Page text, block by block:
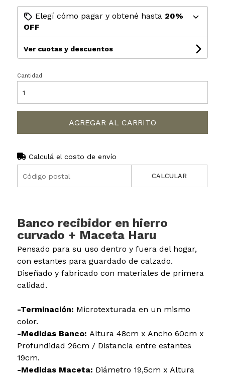
Elegí cómo pagar y obtené hasta 20%
OFF
Ver cuotas y descuentos
Cantidad
AGREGAR AL CARRITO
Calculá el costo de envío
CALCULAR
Banco recibidor en hierro
curvado + Maceta Haru
Pensado para su uso dentro y fuera del hogar,
con estantes para guardado de calzado.
Diseñado y fabricado con materiales de primera
calidad.
-Terminación: Microtexturada en un mismo
color.
-Medidas Banco: Altura 48cm x Ancho 60cm x
Profundidad 26cm / Distancia entre estantes
19cm.
-Medidas Maceta: Diámetro 19,5cm x Altura